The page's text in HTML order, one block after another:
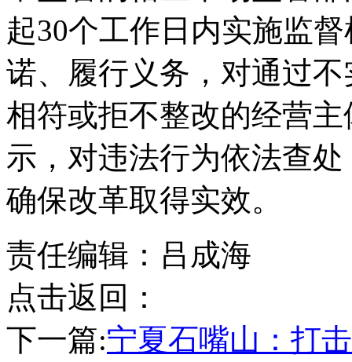
起30个工作日内实施监
诺、履行义务，对通过
相符或拒不整改的经营
示，对违法行为依法查
确保改革取得实效。
责任编辑：吕成海
点击返回：
下一篇:宁夏石嘴山：打